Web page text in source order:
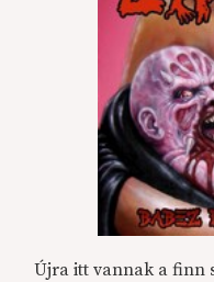
Újra itt vannak a finn